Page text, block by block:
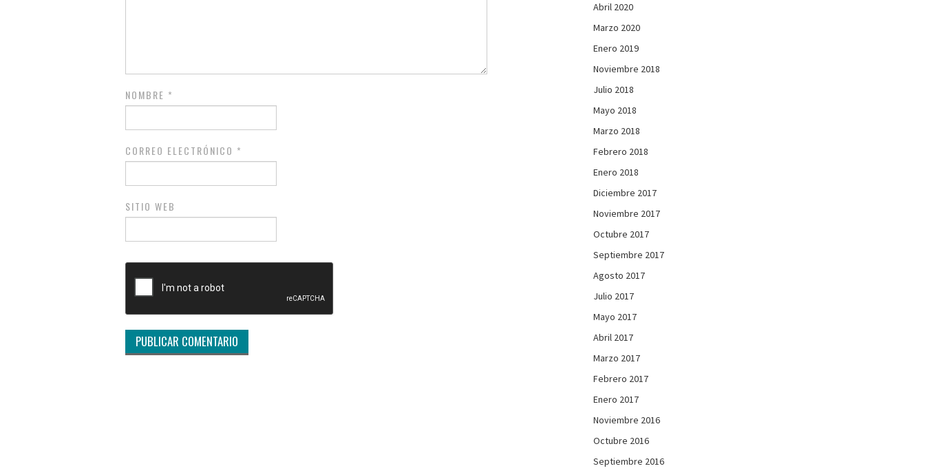
NOMBRE *
CORREO ELECTRÓNICO *
SITIO WEB
Abril 2020
Marzo 2020
Enero 2019
Noviembre 2018
Julio 2018
Mayo 2018
Marzo 2018
Febrero 2018
Enero 2018
Diciembre 2017
Noviembre 2017
Octubre 2017
Septiembre 2017
Agosto 2017
Julio 2017
Mayo 2017
Abril 2017
Marzo 2017
Febrero 2017
Enero 2017
Noviembre 2016
Octubre 2016
Septiembre 2016